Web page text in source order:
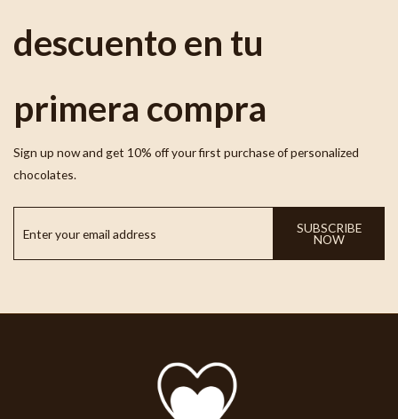
descuento en tu
primera compra
Sign up now and get 10% off your first purchase of personalized
chocolates.
SUBSCRIBE
NOW